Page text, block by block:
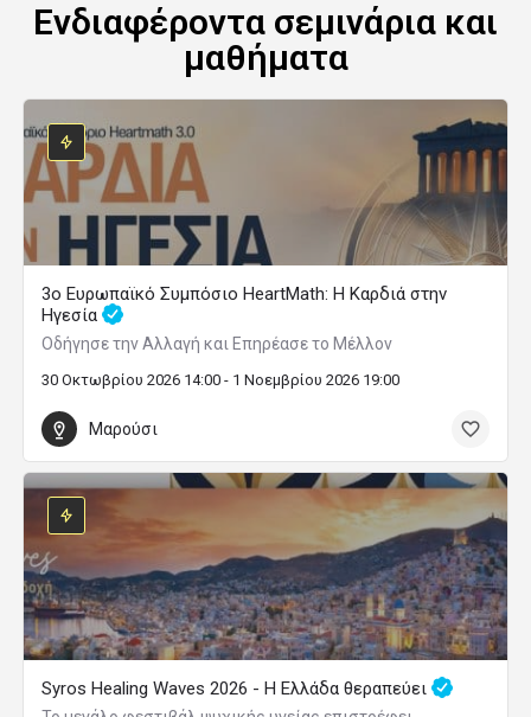
Ενδιαφέροντα σεμινάρια και
μαθήματα
3ο Ευρωπαϊκό Συμπόσιο HeartMath: Η Καρδιά στην
Ηγεσία
Οδήγησε την Αλλαγή και Επηρέασε το Μέλλον
30 Οκτωβρίου 2026 14:00 - 1 Νοεμβρίου 2026 19:00
Μαρούσι
Syros Healing Waves 2026 - Η Ελλάδα θεραπεύει